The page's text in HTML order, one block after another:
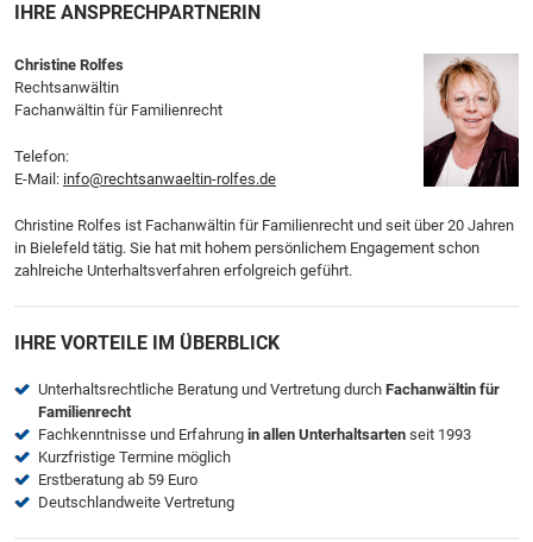
IHRE ANSPRECHPARTNERIN
Christine Rolfes
Rechtsanwältin
Fachanwältin für Familienrecht
Telefon:
E-Mail: info@rechtsanwaeltin-rolfes.de
Christine Rolfes ist Fachanwältin für Familienrecht und seit über 20 Jahren
in Bielefeld tätig. Sie hat mit hohem persönlichem Engagement schon
zahlreiche Unterhaltsverfahren erfolgreich geführt.
IHRE VORTEILE IM ÜBERBLICK
Unterhaltsrechtliche Beratung und Vertretung durch Fachanwältin für
Familienrecht
Fachkenntnisse und Erfahrung in allen Unterhaltsarten seit 1993
Kurzfristige Termine möglich
Erstberatung ab 59 Euro
Deutschlandweite Vertretung